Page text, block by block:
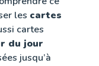
les cartes
cartes
du jour
jusqu’à